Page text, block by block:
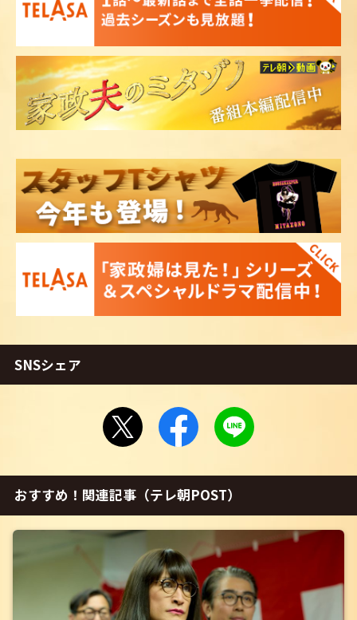
SNSシェア
おすすめ！関連記事（テレ朝POST）